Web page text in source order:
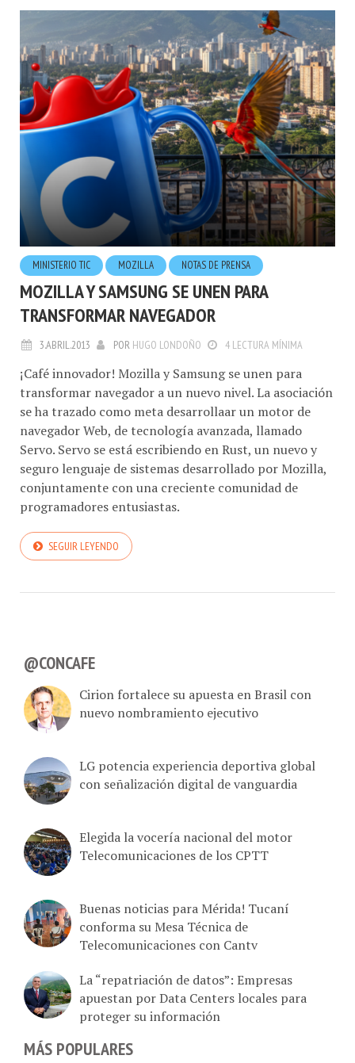
MINISTERIO TIC MOZILLA NOTAS DE PRENSA
MOZILLA Y SAMSUNG SE UNEN PARA
TRANSFORMAR NAVEGADOR
3.ABRIL.2013 POR HUGO LONDOÑO 4 LECTURA MÍNIMA
¡Café innovador! Mozilla y Samsung se unen para
transformar navegador a un nuevo nivel. La asociación
se ha trazado como meta desarrollaar un motor de
navegador Web, de tecnología avanzada, llamado
Servo. Servo se está escribiendo en Rust, un nuevo y
seguro lenguaje de sistemas desarrollado por Mozilla,
conjuntamente con una creciente comunidad de
programadores entusiastas.
SEGUIR LEYENDO
@CONCAFE
Cirion fortalece su apuesta en Brasil con
nuevo nombramiento ejecutivo
LG potencia experiencia deportiva global
con señalización digital de vanguardia
Elegida la vocería nacional del motor
Telecomunicaciones de los CPTT
Buenas noticias para Mérida! Tucaní
conforma su Mesa Técnica de
Telecomunicaciones con Cantv
La “repatriación de datos”: Empresas
apuestan por Data Centers locales para
proteger su información
MÁS POPULARES